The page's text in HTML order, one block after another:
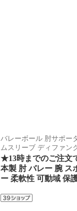
バレーボール 肘サポー
ムスリーブ ディファン
★13時までのご注文
本製 肘 バレー 腕 ス
ー 柔軟性 可動域 保